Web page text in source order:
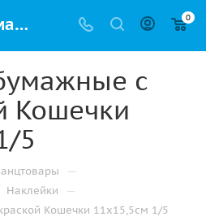
Наклейки бумажные с раскраской Кошечки 11х15,5см 1/5 купить оптом и в розницу в Набережных Челнах 0
с
Кошечки
5
—
Наклейки —
Кошечки 11х15,5см 1/5